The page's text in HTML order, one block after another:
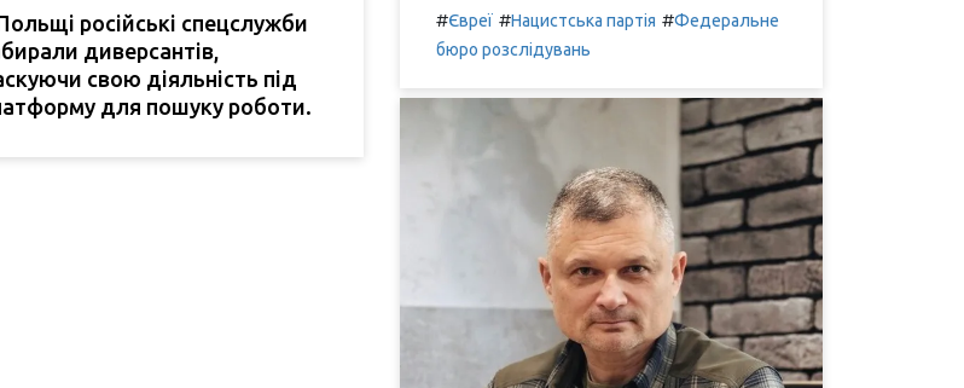
російські спецслужби
диверсантів,
свою діяльність під
для пошуку роботи.
#Євреї #Нацистська партія #Федеральне
бюро розслідувань